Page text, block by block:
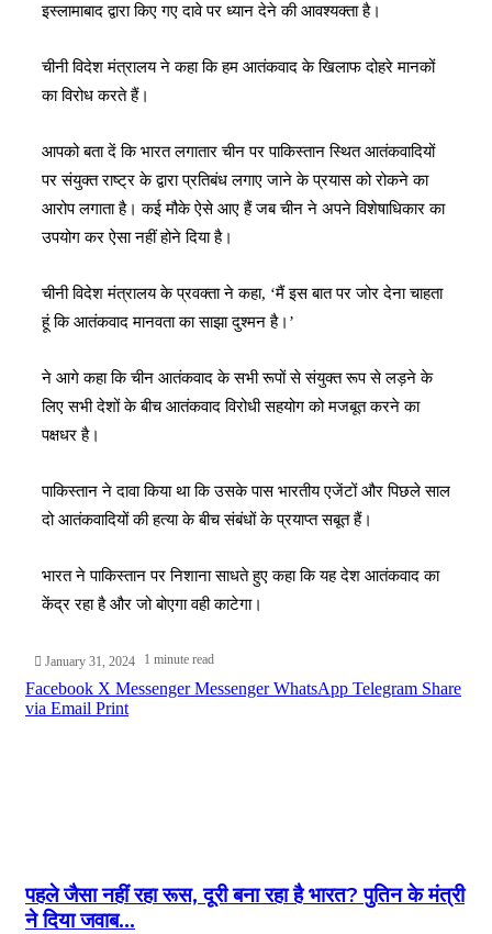
इस्लामाबाद द्वारा किए गए दावे पर ध्यान देने की आवश्यक्ता है।
चीनी विदेश मंत्रालय ने कहा कि हम आतंकवाद के खिलाफ दोहरे मानकों
का विरोध करते हैं।
आपको बता दें कि भारत लगातार चीन पर पाकिस्तान स्थित आतंकवादियों
पर संयुक्त राष्ट्र के द्वारा प्रतिबंध लगाए जाने के प्रयास को रोकने का
आरोप लगाता है। कई मौके ऐसे आए हैं जब चीन ने अपने विशेषाधिकार का
उपयोग कर ऐसा नहीं होने दिया है।
चीनी विदेश मंत्रालय के प्रवक्ता ने कहा, ‘मैं इस बात पर जोर देना चाहता
हूं कि आतंकवाद मानवता का साझा दुश्मन है।’
ने आगे कहा कि चीन आतंकवाद के सभी रूपों से संयुक्त रूप से लड़ने के
लिए सभी देशों के बीच आतंकवाद विरोधी सहयोग को मजबूत करने का
पक्षधर है।
पाकिस्तान ने दावा किया था कि उसके पास भारतीय एजेंटों और पिछले साल
दो आतंकवादियों की हत्या के बीच संबंधों के प्रयाप्त सबूत हैं।
भारत ने पाकिस्तान पर निशाना साधते हुए कहा कि यह देश आतंकवाद का
केंद्र रहा है और जो बोएगा वही काटेगा।
January 31, 2024 1 minute read
Facebook X Messenger Messenger WhatsApp Telegram Share
via Email Print
पहले जैसा नहीं रहा रूस, दूरी बना रहा है भारत? पुतिन के मंत्री
ने दिया जवाब...